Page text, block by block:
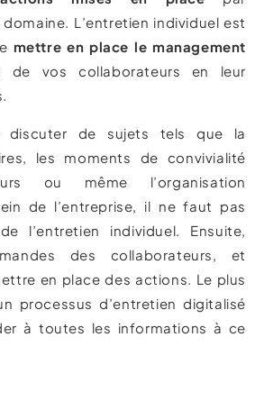
L’entretien individuel est
mettre en place le management
de vos collaborateurs en leur
de sujets tels que la
les moments de convivialité
ou même l’organisation
de l’entreprise, il ne faut pas
l’entretien individuel. Ensuite,
des collaborateurs, et
en place des actions. Le plus
processus d’entretien digitalisé
à toutes les informations à ce